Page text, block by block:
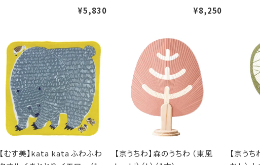
¥5,830
¥8,250
【むす美】kata kata ふわふわ
【京うちわ】森のうちわ （東風
【京う